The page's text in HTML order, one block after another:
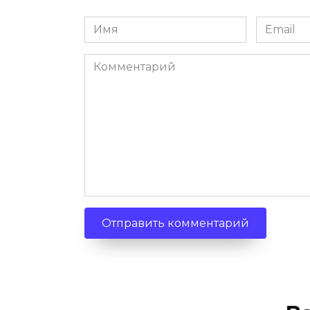
Имя
*
Email
*
Комментарий